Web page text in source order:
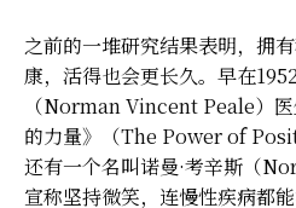
之前的一堆研究结果表明，拥
康，活得也会更长久。早在
（Norman Vincent Peale）
的力量》（The Power of
还有一个名叫诺曼·考辛斯（
宣称坚持微笑，连慢性疾病都能